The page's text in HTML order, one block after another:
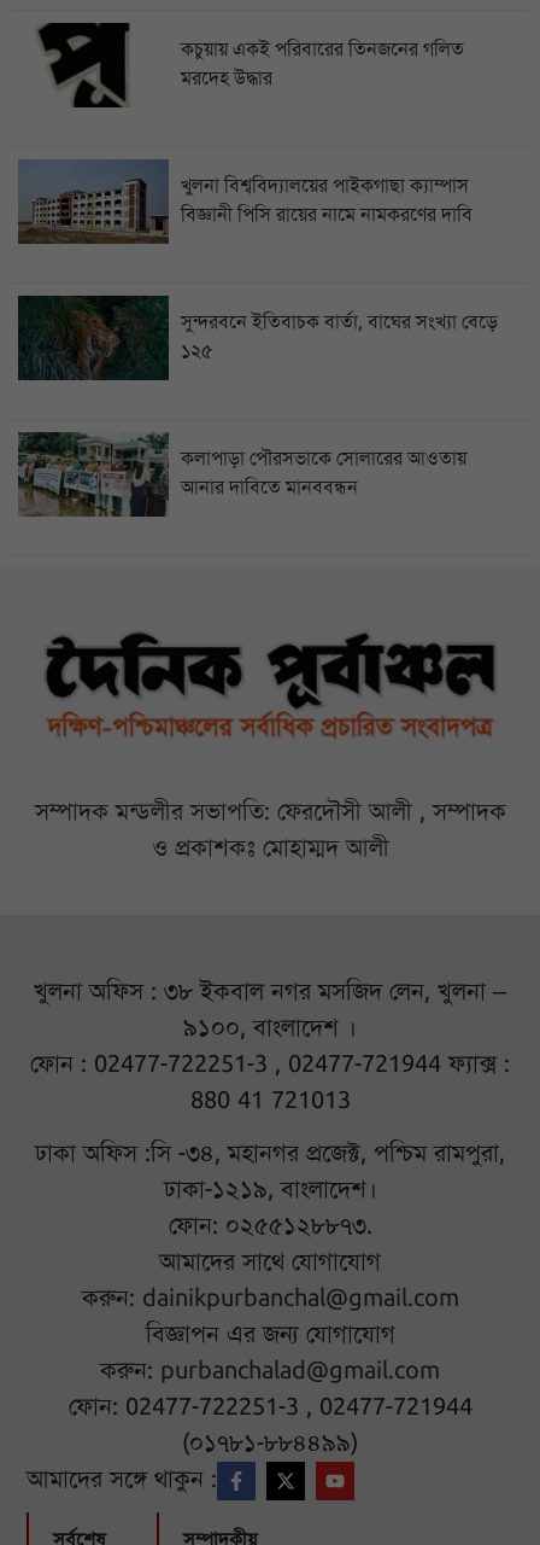
কচুয়ায় একই পরিবারের তিনজনের গলিত
মরদেহ উদ্ধার
খুলনা বিশ্ববিদ্যালয়ের পাইকগাছা ক্যাম্পাস
বিজ্ঞানী পিসি রায়ের নামে নামকরণের দাবি
সুন্দরবনে ইতিবাচক বার্তা, বাঘের সংখ্যা বেড়ে
১২৫
কলাপাড়া পৌরসভাকে সোলারের আওতায়
আনার দাবিতে মানববন্ধন
সম্পাদক মন্ডলীর সভাপতি: ফেরদৌসী আলী , সম্পাদক
ও প্রকাশকঃ মোহাম্মদ আলী
খুলনা অফিস : ৩৮ ইকবাল নগর মসজিদ লেন, খুলনা –
৯১০০, বাংলাদেশ ।
ফোন : 02477-722251-3 , 02477-721944 ফ্যাক্স :
880 41 721013
ঢাকা অফিস :সি -৩৪, মহানগর প্রজেক্ট, পশ্চিম রামপুরা,
ঢাকা-১২১৯, বাংলাদেশ।
ফোন: ০২৫৫১২৮৮৭৩.
আমাদের সাথে যোগাযোগ
করুন: dainikpurbanchal@gmail.com
বিজ্ঞাপন এর জন্য যোগাযোগ
করুন: purbanchalad@gmail.com
ফোন: 02477-722251-3 , 02477-721944
(০১৭৮১-৮৮৪৪৯৯)
আমাদের সঙ্গে থাকুন :
সর্বশেষ সম্পাদকীয়